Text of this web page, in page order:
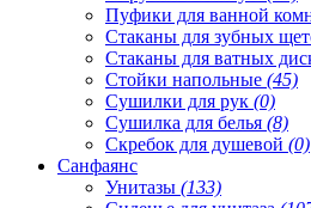
Пуфики для ванной
Стаканы для зубных
Стаканы для ватных
Стойки напольные (45)
Сушилки для рук (0)
Сушилка для белья (8)
Скребок для душевой (0)
Санфаянс
Унитазы (133)